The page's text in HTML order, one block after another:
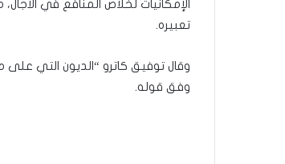
تعبيره.
وفق قوله.